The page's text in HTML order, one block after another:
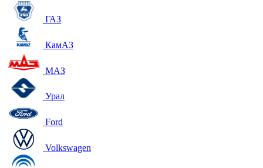
ГАЗ
КамАЗ
МАЗ
Урал
Ford
Volkswagen